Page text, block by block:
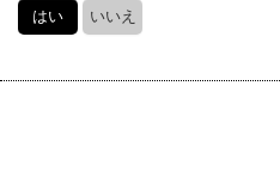
はい いいえ